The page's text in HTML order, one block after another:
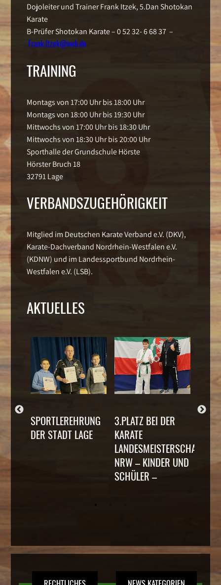
Dojoleiter und Trainer Frank Itzek, 5.Dan Shotokan
Karate
B-Prüfer Shotokan Karate – 0 52 32- 6 68 37 –
Frank.Itzek@web.de
TRAINING
Montags von 17:00 Uhr bis 18:00 Uhr
Montags von 18:00 Uhr bis 19:30 Uhr
Mittwochs von 17:00 Uhr bis 18:30 Uhr
Mittwochs von 18:30 Uhr bis 20:00 Uhr
Sporthalle der Grundschule Hörste
Hörster Bruch 18
32791 Lage
VERBANDSZUGEHÖRIGKEIT
Mitglied im Deutschen Karate Verband e.V. (DKV),
Karate-Dachverband Nordrhein-Westfalen e.V.
(KDNW) und im Landessportbund Nordrhein-
Westfalen e.V. (LSB).
AKTUELLES
SPORTLEREHRUNG
DER STADT LAGE
3.PLATZ BEI DER
KARATE
LANDESMEISTERSCHAFT
NRW – KINDER UND
SCHÜLER –